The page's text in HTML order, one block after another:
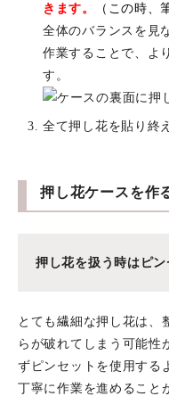
きます。
（この時、
全体のバランスを見
作業することで、よ
す。
全て押し花を貼り終
押し花ケースを作
押し花を扱う時はピン
とても繊細な押し花は、
らが破れてしまう可能性
ずピンセットを使用する
丁寧に作業を進めること